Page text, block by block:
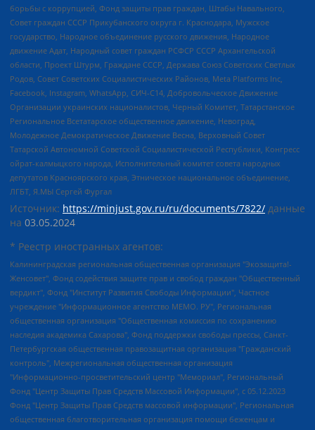
борьбы с коррупцией, Фонд защиты прав граждан, Штабы Навального,
Совет граждан СССР Прикубанского округа г. Краснодара, Мужское
государство, Народное объединение русского движения, Народное
движение Адат, Народный совет граждан РСФСР СССР Архангельской
области, Проект Штурм, Граждане СССР, Держава Союз Советских Светлых
Родов, Совет Советских Социалистических Районов, Meta Platforms Inc,
Facebook, Instagram, WhatsApp, СИЧ-С14, Добровольческое Движение
Организации украинских националистов, Черный Комитет, Татарстанское
Региональное Всетатарское общественное движение, Невоград,
Молодежное Демократическое Движение Весна, Верховный Совет
Татарской Автономной Советской Социалистической Республики, Конгресс
ойрат-калмыцкого народа, Исполнительный комитет совета народных
депутатов Красноярского края, Этническое национальное объединение,
ЛГБТ, Я.МЫ Сергей Фургал
Источник: https://minjust.gov.ru/ru/documents/7822/ данные
на 03.05.2024
* Реестр иностранных агентов:
Калининградская региональная общественная организация "Экозащита!-Женсовет", Фонд содействия защите прав и свобод граждан "Общественный вердикт", Фонд "Институт Развития Свободы Информации", Частное учреждение "Информационное агентство МЕМО. РУ", Региональная общественная организация "Общественная комиссия по сохранению наследия академика Сахарова", Фонд поддержки свободы прессы, Санкт-Петербургская общественная правозащитная организация "Гражданский контроль", Межрегиональная общественная организация "Информационно-просветительский центр "Мемориал", Региональный Фонд "Центр Защиты Прав Средств Массовой Информации", с 05.12.2023 Фонд "Центр Защиты Прав Средств массовой информации", Региональная общественная благотворительная организация помощи беженцам и мигрантам "Гражданское содействие", Негосударственное образовательное учреждение дополнительного профессионального образования (повышение квалификации) специалистов "АКАДЕМИЯ ПО ПРАВАМ ЧЕЛОВЕКА", Свердловская региональная общественная организация "Сутяжник", Автономная некоммерческая организация "Центр независимых социологических исследований", Союз общественных объединений "Российский исследовательский центр по правам человека", Региональное общественное учреждение научно-информационный центр "МЕМОРИАЛ", Некоммерческая организация "Фонд защиты гласности", Автономная некоммерческая организация "Институт прав человека", Городская общественная организация "Екатеринбургское общество "МЕМОРИАЛ", Городская общественная организация "Рязанское историко-просветительское и правозащитное общество "Мемориал" (Рязанский Мемориал), Челябинский региональный орган общественной самодеятельности – женское общественное объединение "Женщины Евразии", Челябинский региональный орган общественной самодеятельности "Уральская правозащитная группа", Фонд содействия защите здоровья и социальной справедливости имени Андрея Рылькова, Автономная Некоммерческая Организация "Аналитический Центр Юрия Левады", Автономная некоммерческая организация социальной поддержки населения "Проект Апрель", Региональная общественная организация помощи женщинам и детям, находящимся в кризисной ситуации "Информационно-методический центр "Анна", Фонд содействия развитию массовых коммуникаций и правовому просвещению "Так-так-Так", Фонд содействия устойчивому развитию "Серебряная тайга", Свердловский региональный общественный фонд социальных проектов "Новое время", "Idel.Реалии", Кавказ.Реалии, Крым.Реалии, Телеканал Настоящее Время, Татаро-башкирская служба Радио Свобода (Azatliq Radiosi), Радио Свободная Европа/Радио Свобода (PCE/PC), "Сибирь.Реалии", "Фактограф", Благотворительный фонд помощи осужденным и их семьям, Автономная некоммерческая организация "Институт глобализации и социальных движений", Фонд "В защиту прав заключенных", Частное учреждение "Центр поддержки и содействия развитию средств массовой информации", Пензенский региональный общественный благотворительный фонд "Гражданский союз", "Север.Реалии", Некоммерческая организация Фонд "Правовая инициатива", Общество с ограниченной ответственностью "Радио Свободная Европа/Радио Свобода", Чешское информационное агентство "MEDIUM-ORIENT", Красноярская региональная общественная организация "Мы против СПИДа", Камалягин Денис Николаевич, Маркелов Сергей Евгеньевич, Пономарев Лев Александрович, Савицкая Людмила Алексеевна, Автономная некоммерческая организация "Центр по работе с проблемой насилия "НАСИЛИЮ.НЕТ", Межрегиональный профессиональный союз работников здравоохранения "Альянс врачей", Юридическое лицо, зарегистрированное в Латвийской Республике, SIA "Medusa Project" (регистрационный номер 40103797863, дата регистрации 10.06.2014), Некоммерческая организация "Фонд по борьбе с коррупцией", Автономная некоммерческая организация "Институт права и публичной политики", Баданин Роман Сергеевич, Гликин Максим Александрович, Железнова Мария Михайловна, Лукьянова Юлия Сергеевна, Маетная Елизавета Витальевна, Маняхин Петр Борисович, Чуракова Ольга Владимировна, Ярош Юлия Петровна, Юридическое лицо "The Insider SIA", зарегистрированное в Риге, Латвийская Республика (дата регистрации 26.06.2015), являющееся администратором доменного имени интернет-издания "The Insider SIA", https://theins.ru, Постернак Алексей Евгеньевич, Рубин Михаил Аркадьевич, Анин Роман Александрович, Юридическое лицо Istories fonds, зарегистрированное в Латвийской Республике (регистрационный номер 50008295751, дата регистрации 24.02.2020), Великовский Дмитрий Александрович, Долинина Ирина Николаевна, Мароховская Алеся Алексеевна, Шлейнов Роман Юрьевич, Шмагун Олеся Валентиновна, Общество с ограниченной ответственностью "Альтаир 2021", Общество с ограниченной ответственностью "Вега 2021", Общество с ограниченной ответственностью "Главный редактор 2021", Общество с ограниченной ответственностью "Ромашки монолит", Важенков Артем Валерьевич, Ивановская областная общественная организация "Центр гендерных исследований", Гурман Юрий Альбертович, Медиапроект "ОВД-Инфо", Егоров Владимир Владимирович, Жилинский Владимир Александрович, Общество с ограниченной ответственностью "ЗП", Иванова София Юрьевна, Карезина Инна Павловна, Кильтау Екатерина Викторовна, Петров Алексей Викторович, Пискунов Сергей Евгеньевич, Смирнов Сергей Сергеевич, Тихонов Михаил Сергеевич, Общество с ограниченной ответственностью "ЖУРНАЛИСТ-ИНОСТРАННЫЙ АГЕНТ", Арапова Галина Юрьевна, Вольтская Татьяна Анатольевна, Американская компания "Mason G.E.S. Anonymous Foundation" (США), являющаяся владельцем интернет-издания https://mnews.world/, Компания "Stichting Bellingcat", зарегистрированная в Нидерландах (дата регистрации 11.07.2018), Захаров Андрей Вячеславович, Клепиковская Екатерина Дмитриевна, Общество с ограниченной ответственностью "МЕМО", Перл Роман Александрович, Симонов Евгений Алексеевич, Соловьева Елена Анатольевна, Сотников Даниил Владимирович, Сурначева Елизавета Дмитриевна, Автономная некоммерческая организация по защите прав человека и информированию населения "Якутия – Наше Мнение", Общество с ограниченной ответственностью "Москоу диджитал медиа", с 26.01.2023 Общество с ограниченной ответственностью "Чайка Белые сады", Ветошкина Валерия Валерьевна, Заговора Максим Александрович, Межрегиональное общественное движение "Российская ЛГБТ - сеть", Оленичев Максим Владимирович, Павлов Иван Юрьевич, Скворцова Елена Сергеевна, Общество с ограниченной ответственностью "Как бы инагент", Кочетков Игорь Викторович, Общество с ограниченной ответственностью "Честные выборы", Еланчик Олег Александрович, Общество с ограниченной ответственностью "Нобелевский призыв", Гималова Регина Эмилевна, Григорьев Андрей Валерьевич, Григорьева Алина Александровна, Ассоциация по содействию защите прав призывников, альтернативнослужащих и военнослужащих "Правозащитная группа "Гражданин.Армия.Право", Хисамова Регина Фаритовна, Автономная некоммерческая организация по реализации социально-правовых программ "Лилит", Дальневосточное общественное движение "Маяк", Санкт-Петербургская ЛГБТ-инициативная группа "Выход", Инициативная группа ЛГБТ+ "Реверс", Алексеев Андрей Викторович, Бекбулатова Таисия Львовна, Беляев Иван Михайлович, Владыкина Елена Сергеевна, Гельман Марат Александрович, Никульшина Вероника Юрьевна, Толоконникова Надежда Андреевна, Шендерович Виктор Анатольевич, Общество с ограниченной ответственностью "Данное сообщение", Общество с ограниченной ответственностью Издательский дом "Новая глава", Айнбиндер Александра Александровна, Московский комьюнити-центр для ЛГБТ+инициатив, Благотворительный фонд развития филантропии, Deutsche Welle (Германия, Kurt-Schumacher-Strasse 3, 53113 Bonn), Борзунова Мария Михайловна, Воробьев Виктор Викторович, Голубева Анна Львовна, Константинова Алла Михайловна, Малкова Ирина Владимировна, Мурадов Мурад Абдулгалимович, Осетинская Елизавета Николаевна, Понасенков Евгений Николаевич, Ганапольский Матвей Юрьевич, Киселев Евгений Алексеевич, Борухович Ирина Григорьевна, Дремин Иван Тимофеевич, Дубровский Дмитрий Викторович, Красноярская региональная общественная организация поддержки и развития альтернативных образовательных технологий и межкультурных коммуникаций "ИНТЕРРА", Маяковская Екатерина Алексеевна, Фейгин Марк Захарович, Филимонов Андрей Викторович, Дзугкоева Регина Николаевна, Доброхотов Роман Александрович, Дудь Юрий Александрович, Елкин Сергей Владимирович, Кругликов Кирилл Игоревич, Сабунаева Мария Леонидовна, Семенов Алексей Владимирович, Шаинян Карен Багратович, Шульман Екатерина Михайловна, Асафьев Артур Валерьевич, Вахштайн Виктор Семенович, Венедиктов Алексей Алексеевич, Лушникова Екатерина Евгеньевна, Волков Леонид Михайлович, Невзоров Александр Глебович, Пархоменко Сергей Борисович, Сироткин Ярослав Николаевич, Кара-Мурза Владимир Владимирович, Баранова Наталья Владимировна, Гозман Леонид Яковлевич, Кагарлицкий Борис Юльевич, Климарев Михаил Валерьевич, Милов Владимир Станиславович, Автономная некоммерческая организация Краснодарский центр современного искусства "Типография", Моргенштерн Алишер Тагирович, Соболь Любовь Эдуардовна, Общество с ограниченной ответственностью "ЛИЗА НОРМ", Каспаров Гарри Кимович, Ходорковский Михаил Борисович, Общество с ограниченной ответственностью "Апрельские тезисы", Данилович Ирина Брониславовна, Кашин Олег Владимирович, Петров Николай Владимирович, Пивоваров Алексей Владимирович, Соколов Михаил Владимирович, Цветкова Юлия Владимировна, Чичваркин Евгений Александрович, Комитет против пыток/Команда против пыток, Общество с ограниченной ответственностью "Первый научный", Общество с ограниченной ответственностью "Вертолет и ко", Белоцерковская Вероника Борисовна, Кац Максим Евгеньевич, Лазарева Татьяна Юрьевна, Шаведдинов Руслан Табризович, Яшин Илья Валерьевич, Общество с ограниченной ответственностью "Иноагент ААВ", Алешковский Дмитрий Петрович, Альбац Евгения Марковна, Быков Дмитрий Львович, Галямина Юлия Евгеньевна, Лойко Сергей Леонидович, Мартынов Кирилл Константинович, Медведев Сергей Александрович, Крашенинников Федор Геннадиевич, Гордеева Катерина Вл